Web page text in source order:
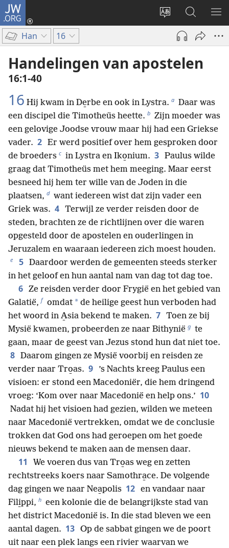
JW.ORG
Taal
site
wijzigen
Inloggen
(opent
venster)
Zoeken
op
JW.ORG
Han 16
Handelingen van apostelen
16:1-40
16 Hij kwam in De̱rbe en ook in Lystra. a Daar was
een discipel die Timotheüs heette. b Zijn moeder was
een gelovige Joodse vrouw maar hij had een Griekse
vader. 2 Er werd positief over hem gesproken door
de broeders c in Lystra en Iko̱nium. 3 Paulus wilde
graag dat Timotheüs met hem meeging. Maar eerst
besneed hij hem ter wille van de Joden in die
plaatsen, d want iedereen wist dat zijn vader een
Griek was. 4 Terwijl ze verder reisden door de
steden, brachten ze de richtlijnen over die waren
opgesteld door de apostelen en ouderlingen in
Jeruzalem en waaraan iedereen zich moest houden.
e 5 Daardoor werden de gemeenten steeds sterker
in het geloof en hun aantal nam van dag tot dag toe.
6 Ze reisden verder door Frygië en het gebied van
Galatië, f omdat * de heilige geest hun verboden had
het woord in A̱sia bekend te maken. 7 Toen ze bij
Mysië kwamen, probeerden ze naar Bithynië g te
gaan, maar de geest van Jezus stond hun dat niet toe.
8 Daarom gingen ze Mysië voorbij en reisden ze
verder naar Tro̱as. 9
’s Nachts kreeg Paulus een
visioen: er stond een Macedoniër, die hem dringend
vroeg: ‘Kom over naar Macedonië en help ons.’ 10
Nadat hij het visioen had gezien, wilden we meteen
naar Macedonië vertrekken, omdat we de conclusie
trokken dat God ons had geroepen om het goede
nieuws bekend te maken aan de mensen daar.
11
We voeren dus van Tro̱as weg en zetten
rechtstreeks koers naar Samothra̱ce. De volgende
dag gingen we naar Nea̱polis 12 en vandaar naar
Fili̱ppi, h een kolonie die de belangrijkste stad van
het district Macedonië is. In die stad bleven we een
aantal dagen. 13 Op de sabbat gingen we de poort
uit naar een plek langs een rivier waarvan we